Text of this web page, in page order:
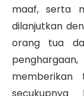
maaf, serta
dilanjutkan
orang tua